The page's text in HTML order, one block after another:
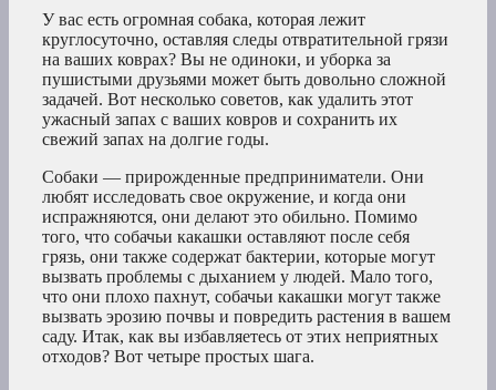
У вас есть огромная собака, которая лежит
круглосуточно, оставляя следы отвратительной грязи
на ваших коврах? Вы не одиноки, и уборка за
пушистыми друзьями может быть довольно сложной
задачей. Вот несколько советов, как удалить этот
ужасный запах с ваших ковров и сохранить их
свежий запах на долгие годы.
Собаки — прирожденные предприниматели. Они
любят исследовать свое окружение, и когда они
испражняются, они делают это обильно. Помимо
того, что собачьи какашки оставляют после себя
грязь, они также содержат бактерии, которые могут
вызвать проблемы с дыханием у людей. Мало того,
что они плохо пахнут, собачьи какашки могут также
вызвать эрозию почвы и повредить растения в вашем
саду. Итак, как вы избавляетесь от этих неприятных
отходов? Вот четыре простых шага.